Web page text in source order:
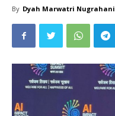
By Dyah Marwatri Nugrahani